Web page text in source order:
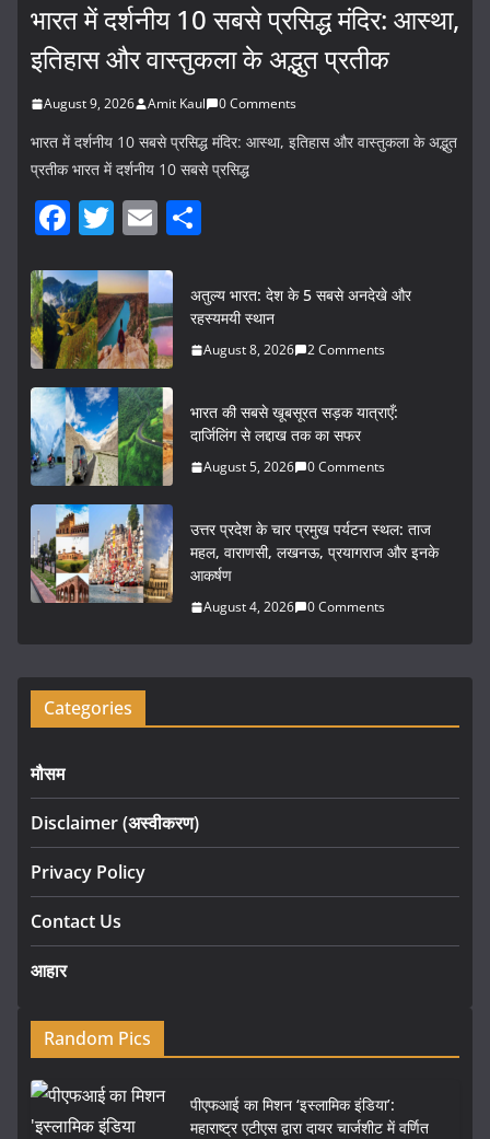
भारत में दर्शनीय 10 सबसे प्रसिद्ध मंदिर: आस्था,
इतिहास और वास्तुकला के अद्भुत प्रतीक
August 9, 2026 Amit Kaul 0 Comments
भारत में दर्शनीय 10 सबसे प्रसिद्ध मंदिर: आस्था, इतिहास और वास्तुकला के अद्भुत
प्रतीक भारत में दर्शनीय 10 सबसे प्रसिद्ध
F
c
e
b
o
o
k
T
itt
er
E
ai
l
ar
e
अतुल्य भारत: देश के 5 सबसे अनदेखे और
रहस्यमयी स्थान
August 8, 2026 2 Comments
भारत की सबसे खूबसूरत सड़क यात्राएँ:
दार्जिलिंग से लद्दाख तक का सफर
August 5, 2026 0 Comments
उत्तर प्रदेश के चार प्रमुख पर्यटन स्थल: ताज
महल, वाराणसी, लखनऊ, प्रयागराज और इनके
आकर्षण
August 4, 2026 0 Comments
Categories
मौसम
Disclaimer (अस्वीकरण)
Privacy Policy
Contact Us
आहार
Random Pics
पीएफआई का मिशन ‘इस्लामिक इंडिया’:
महाराष्ट्र एटीएस द्वारा दायर चार्जशीट में वर्णित